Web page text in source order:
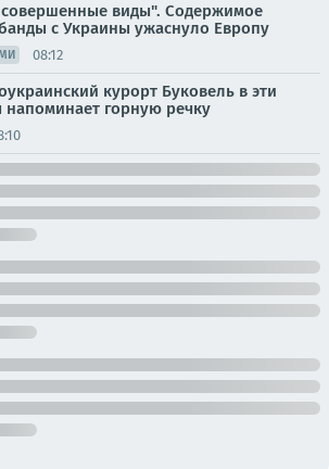
виды". Содержимое
с Украины ужаснуло Европу
08:12
курорт Буковель в эти
напоминает горную речку